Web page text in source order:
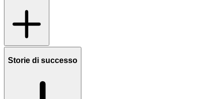
Storie di successo